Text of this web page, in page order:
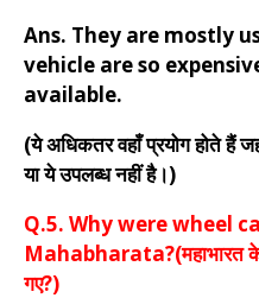
Ans. They are mostly
vehicle are so
available.
(ये अधिकतर वहाँ प्रयोग होते हैं
या ये उपलब्ध नहीं है।)
Q.5. Why were wheel
Mahabharata?(महाभारत के
गए?)